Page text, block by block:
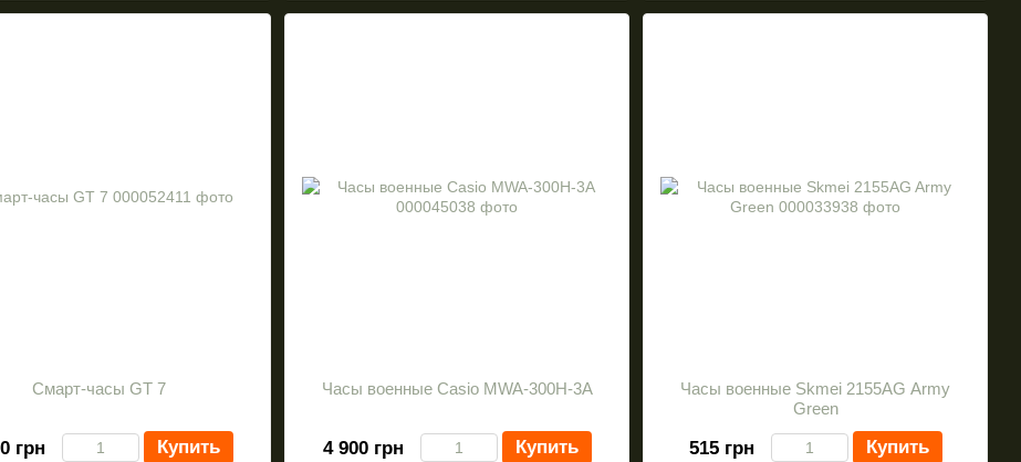
Смарт-часы GT 7
грн Купить
Часы военные Casio MWA-300H-3A
4 900 грн Купить
Часы военные Skmei 2155AG Army
Green
515 грн Купить